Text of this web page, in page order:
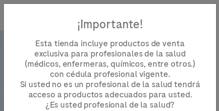
¡Importante!
Esta tienda incluye productos de venta
exclusiva para profesionales de la salud
(médicos, enfermeras, químicos, entre otros.)
con cédula profesional vigente.
Si usted no es un profesional de la salud tendrá
acceso a productos adecuados para usted.
¿Es usted profesional de la salud?
Contacto